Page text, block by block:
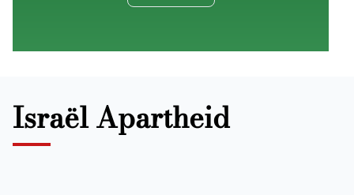
Israël Apartheid